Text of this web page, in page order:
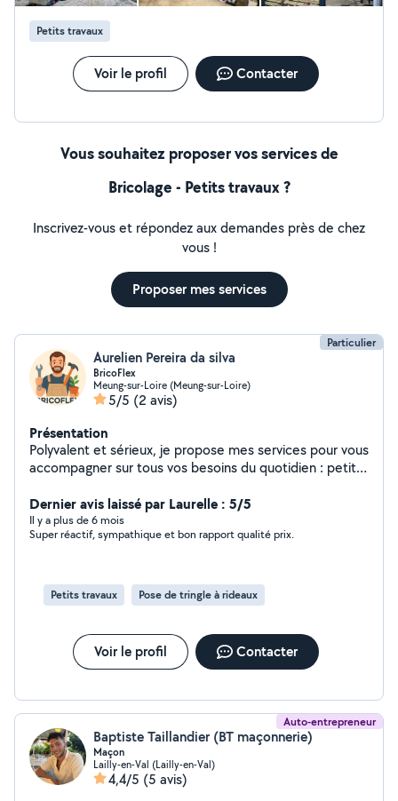
Petits travaux
Voir le profil Contacter
Vous souhaitez proposer vos services de
Bricolage - Petits travaux ?
Inscrivez-vous et répondez aux demandes près de chez
vous !
Proposer mes services
Particulier
Aurelien Pereira da silva
BricoFlex
Meung-sur-Loire (Meung-sur-Loire)
5/5 (2 avis)
Présentation
Polyvalent et sérieux, je propose mes services pour vous
accompagner sur tous vos besoins du quotidien : petits
et missions multi-services. J'aime rendre service,
travailler proprement et offrir des solutions fiables, qu'il
s'agisse d'interventions simples ou de projets
adapté à chaque situation. N'hésitez pas à me
contacter, je réponds rapidement et avec plaisir !
Dernier avis laissé par Laurelle : 5/5
Il y a plus de 6 mois
Super réactif, sympathique et bon rapport qualité prix.
Petits travaux Pose de tringle à rideaux
Voir le profil Contacter
Auto-entrepreneur
Baptiste Taillandier (BT maçonnerie)
Maçon
Lailly-en-Val (Lailly-en-Val)
4,4/5 (5 avis)